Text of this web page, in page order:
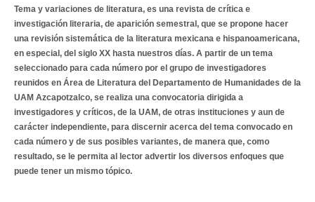
Tema y variaciones de literatura, es una revista de crítica e
investigación literaria, de aparición semestral, que se propone hacer
una revisión sistemática de la literatura mexicana e hispanoamericana,
en especial, del siglo XX hasta nuestros días. A partir de un tema
seleccionado para cada número por el grupo de investigadores
reunidos en Área de Literatura del Departamento de Humanidades de la
UAM Azcapotzalco, se realiza una convocatoria dirigida a
investigadores y críticos, de la UAM, de otras instituciones y aun de
carácter independiente, para discernir acerca del tema convocado en
cada número y de sus posibles variantes, de manera que, como
resultado, se le permita al lector advertir los diversos enfoques que
puede tener un mismo tópico.